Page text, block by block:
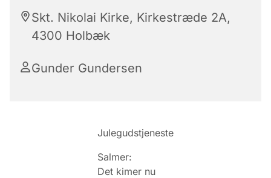
Skt. Nikolai Kirke, Kirkestræde 2A,
4300 Holbæk
Gunder Gundersen
Julegudstjeneste
Salmer:
Det kimer nu